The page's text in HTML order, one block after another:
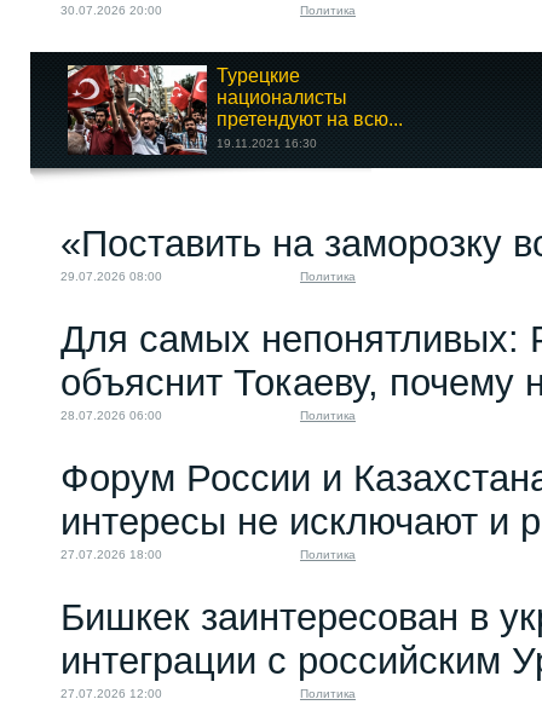
30.07.2026 20:00 Политика
Турецкие
националисты
претендуют на всю...
19.11.2021 16:30
остановит вечную...
«Поставить на заморозку
29.07.2026 08:00 Политика
Для самых непонятливых:
объяснит Токаеву,
28.07.2026 06:00 Политика
Форум России и
интересы не исключают и
27.07.2026 18:00 Политика
Бишкек заинтересован в
интеграции с российским
27.07.2026 12:00 Политика